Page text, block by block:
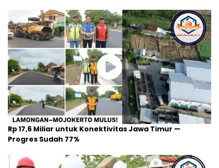
Rp 17,6 Miliar untuk Konektivitas Jawa Timur —
Progres Sudah 77%